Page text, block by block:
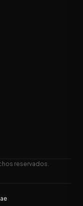
reservados.